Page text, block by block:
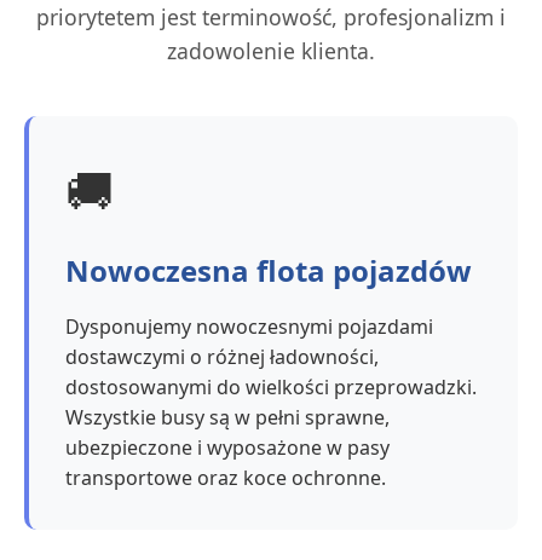
priorytetem jest terminowość, profesjonalizm i
zadowolenie klienta.
🚚
Nowoczesna flota pojazdów
Dysponujemy nowoczesnymi pojazdami
dostawczymi o różnej ładowności,
dostosowanymi do wielkości przeprowadzki.
Wszystkie busy są w pełni sprawne,
ubezpieczone i wyposażone w pasy
transportowe oraz koce ochronne.